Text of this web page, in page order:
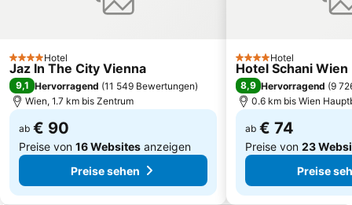
Schloss Esterházy
U-Bahnlinie U1
4 SterneHotel
Jaz In The City Vienna
9,1 Hervorragend (11 549 Bewertungen)
Wien, 1.7 km bis Zentrum
ab € 90
Preise von 16 Websites anzeigen
Preise sehen
4 SterneHotel
Hotel Schani
8,9 Hervorragend (9
0.6 km bis Wien
ab € 74
Preise von 23
Preise